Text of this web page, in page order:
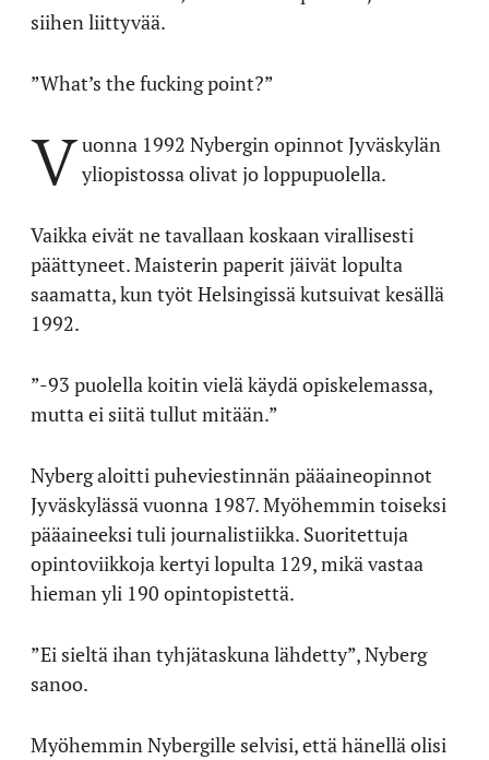
siihen liittyvää.
”What’s the fucking point?”
Vuonna 1992 Nybergin opinnot Jyväskylän
yliopistossa olivat jo loppupuolella.
Vaikka eivät ne tavallaan koskaan virallisesti
päättyneet. Maisterin paperit jäivät lopulta
saamatta, kun työt Helsingissä kutsuivat kesällä
1992.
”-93 puolella koitin vielä käydä opiskelemassa,
mutta ei siitä tullut mitään.”
Nyberg aloitti puheviestinnän pääaineopinnot
Jyväskylässä vuonna 1987. Myöhemmin toiseksi
pääaineeksi tuli journalistiikka. Suoritettuja
opintoviikkoja kertyi lopulta 129, mikä vastaa
hieman yli 190 opintopistettä.
”Ei sieltä ihan tyhjätaskuna lähdetty”, Nyberg
sanoo.
Myöhemmin Nybergille selvisi, että hänellä olisi